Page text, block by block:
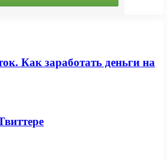
Как заработать деньги на